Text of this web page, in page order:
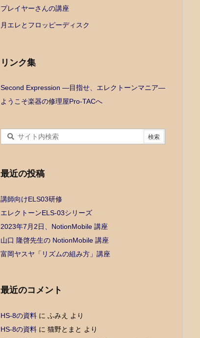
プレイヤーさんの講座
月エレとフロッピーディスク
リンク集
Second Expression ―目指せ、エレクトーンマニア―
ようこそ楽器の修理屋Pro-TACへ
最近の投稿
講師向けELS03研修
エレクトーンELS-03シリーズ
2023年7月2日、NotionMobile 講座
山口 隆啓先生の NotionMobile 講座
富岡ヤスヤ「リズムの組み方」講座
最近のコメント
HS-8の資料 に ふみえ
より
HS-8の資料 に 猫野とまと より